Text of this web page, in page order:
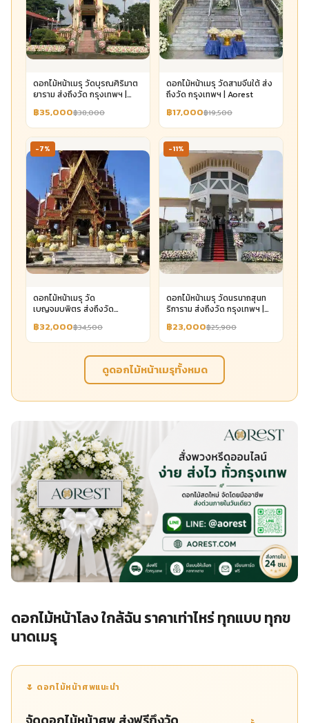
ดอกไม้หน้าเมรุ วัดบุรณศิริมาต
ยาราม ส่งถึงวัด กรุงเทพฯ |
฿35,000฿38,000
ดอกไม้หน้าเมรุ วัดสามจีนใต้ ส่ง
ถึงวัด กรุงเทพฯ | Aorest
฿17,000฿19,500
-7%
ดอกไม้หน้าเมรุ วัด
เบญจมบพิตร ส่งถึงวัด
฿32,000฿34,500
-11%
ดอกไม้หน้าเมรุ วัดนรนาถสุนท
ริการาม ส่งถึงวัด กรุงเทพฯ |
฿23,000฿25,900
ดูดอกไม้หน้าเมรุทั้งหมด
ดอกไม้หน้าโลง ใกล้ฉัน ราคาเท่าไหร่ ทุกแบบ ทุกข
นาดเมรุ
🌷 ดอกไม้หน้าศพแนะนำ